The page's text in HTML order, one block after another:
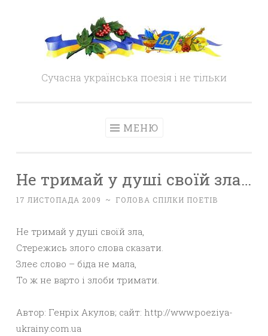
content
Сучасна українська поезія і не тільки
МЕНЮ
Не тримай у душі своїй зла…
17 ЛИСТОПАДА 2009 ~ ГОЛОВА СПІЛКИ ПОЕТІВ
Не тримай у душі своїй зла,
Стережись злого слова сказати.
Злеє слово – біда не мала,
То ж не варто і злоби тримати.
Автор: Генріх Акулов; сайт: http://www.poeziya-
ukrainy.com.ua